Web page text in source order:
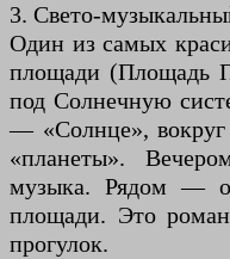
3. Свето-
Один из самых
площади (Площадь
под Солнечную
— «Солнце»,
«планеты».
музыка. Рядом —
площади. Это
прогулок.